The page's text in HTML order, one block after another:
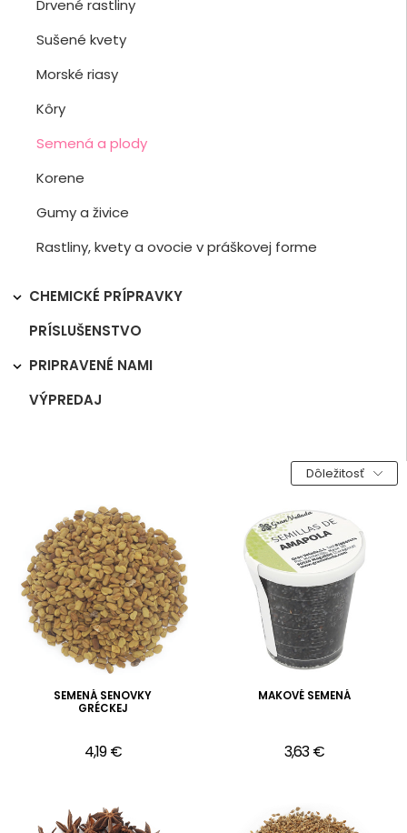
Drvené rastliny
Sušené kvety
Morské riasy
Kôry
Semená a plody
Korene
Gumy a živice
Rastliny, kvety a ovocie v práškovej forme
CHEMICKÉ PRÍPRAVKY

PRÍSLUŠENSTVO
PRIPRAVENÉ NAMI

VÝPREDAJ
Dôležitosť
SEMENÁ SENOVKY
GRÉCKEJ
4,19 €
MAKOVÉ SEMENÁ
3,63 €